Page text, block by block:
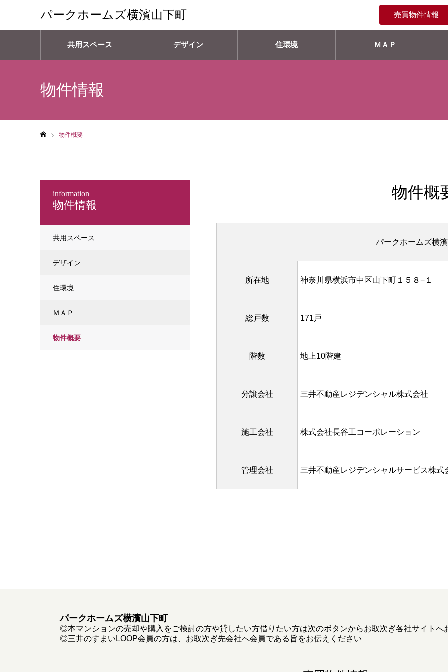
パークホームズ横濱山下町 売買物件情報
共用スペース デザイン 住環境 ＭＡＰ
物件情報
物件概要
物件概
パークホームズ横
所在地 神奈川県横浜市中区山下町１５８−１
総戸数 171戸
階数 地上10階建
分譲会社 三井不動産レジデンシャル株式会社
施工会社 株式会社長谷工コーポレーション
管理会社 三井不動産レジデンシャルサービス株式
物件情報
information
共用スペース
デザイン
住環境
ＭＡＰ
物件概要
パークホームズ横濱山下町
◎本マンションの売却や購入をご検討の方や貸したい方借りたい方は次のボタンからお取次ぎ各社サイトへ
◎三井のすまいLOOP会員の方は、お取次ぎ先会社へ会員である旨をお伝えください